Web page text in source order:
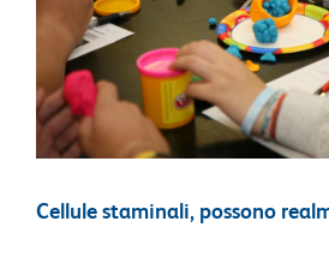
Cellule staminali, possono